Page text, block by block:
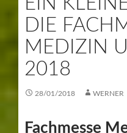
DIE
MEDIZIN
2018
28/01/2018 WERNER
Fachmesse